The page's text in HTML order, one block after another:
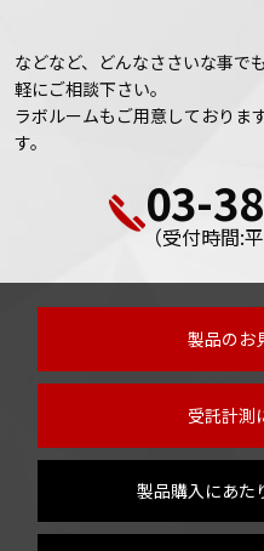
などなど、どんなささいな事で
軽にご相談下さい。
ラボルームもご用意しておりま
す。
03-
（受付時間:
製品のお
受託計測
製品購入にあた